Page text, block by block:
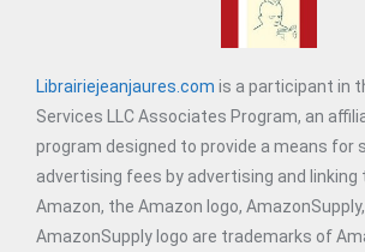
Librairiejeanjaures.com is a participant in
Services LLC Associates Program, an
program designed to provide a means for
advertising fees by advertising and linking
Amazon, the Amazon logo,
AmazonSupply logo are trademarks of